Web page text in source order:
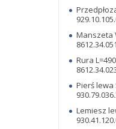
Manszeta
Rura
Pierś lewa
Lemiesz